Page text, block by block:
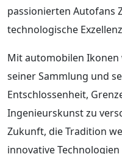
passionierten Autofans
technologische
Mit automobilen Ikonen
seiner Sammlung und
Entschlossenheit,
Ingenieurskunst zu
Zukunft, die Tradition
innovative